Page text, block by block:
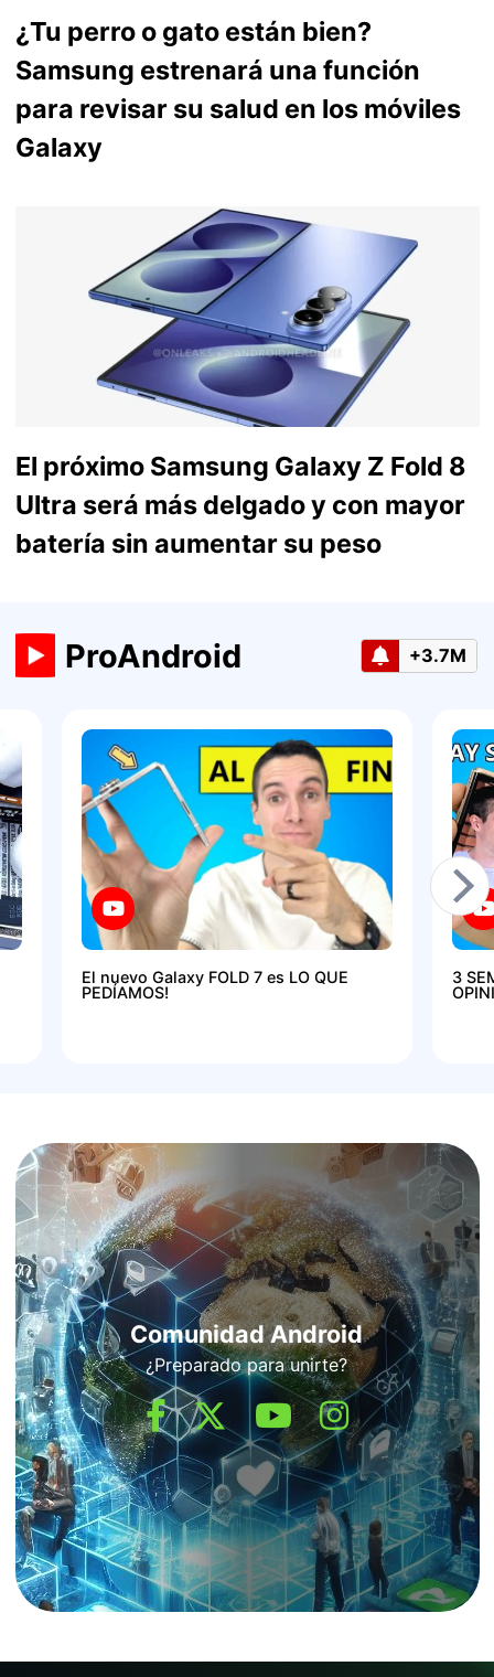
¿Tu perro o gato están bien?
Samsung estrenará una función
para revisar su salud en los móviles
Galaxy
El próximo Samsung Galaxy Z Fold 8
Ultra será más delgado y con mayor
batería sin aumentar su peso
ProAndroid +3.7M
El nuevo Galaxy FOLD 7 es LO QUE
PEDÍAMOS!
3
Comunidad Android
¿Preparado para unirte?